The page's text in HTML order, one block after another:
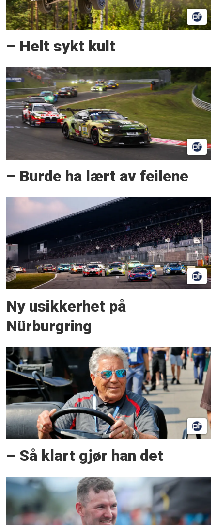
– Helt sykt kult
– Burde ha lært av feilene
Ny usikkerhet på
Nürburgring
– Så klart gjør han det